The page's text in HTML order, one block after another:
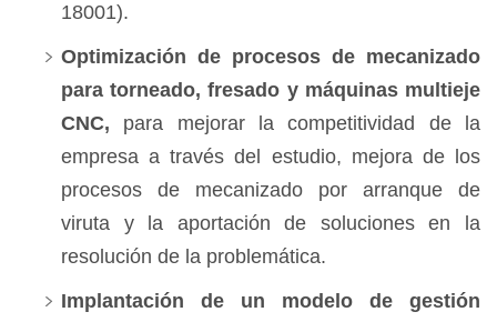
18001).
Optimización de procesos de mecanizado
para torneado, fresado y máquinas multieje
CNC, para mejorar la competitividad de la
empresa a través del estudio, mejora de los
procesos de mecanizado por arranque de
viruta y la aportación de soluciones en la
resolución de la problemática.
Implantación de un modelo de gestión